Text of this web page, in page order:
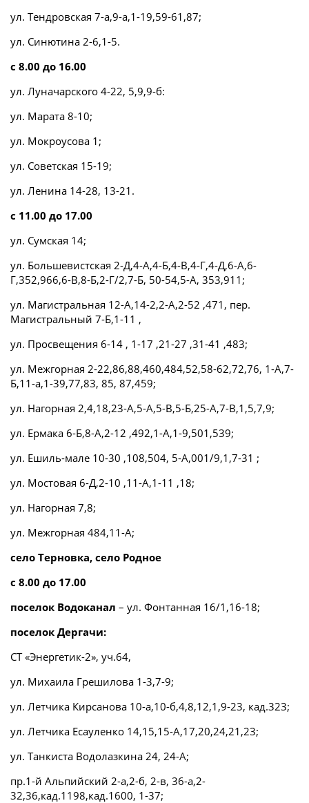
ул. Тендровская 7-а,9-а,1-19,59-61,87;
ул. Синютина 2-6,1-5.
с 8.00 до 16.00
ул. Луначарского 4-22, 5,9,9-б:
ул. Марата 8-10;
ул. Мокроусова 1;
ул. Советская 15-19;
ул. Ленина 14-28, 13-21.
с 11.00 до 17.00
ул. Сумская 14;
ул. Большевистская 2-Д,4-А,4-Б,4-В,4-Г,4-Д,6-А,6-
Г,352,966,6-В,8-Б,2-Г/2,7-Б, 50-54,5-А, 353,911;
ул. Магистральная 12-А,14-2,2-А,2-52 ,471, пер.
Магистральный 7-Б,1-11 ,
ул. Просвещения 6-14 , 1-17 ,21-27 ,31-41 ,483;
ул. Межгорная 2-22,86,88,460,484,52,58-62,72,76, 1-А,7-
Б,11-а,1-39,77,83, 85, 87,459;
ул. Нагорная 2,4,18,23-А,5-А,5-В,5-Б,25-А,7-В,1,5,7,9;
ул. Ермака 6-Б,8-А,2-12 ,492,1-А,1-9,501,539;
ул. Ешиль-мале 10-30 ,108,504, 5-А,001/9,1,7-31 ;
ул. Мостовая 6-Д,2-10 ,11-А,1-11 ,18;
ул. Нагорная 7,8;
ул. Межгорная 484,11-А;
село Терновка, село Родное
с 8.00 до 17.00
поселок Водоканал – ул. Фонтанная 16/1,16-18;
поселок Дергачи:
СТ «Энергетик-2», уч.64,
ул. Михаила Грешилова 1-3,7-9;
ул. Летчика Кирсанова 10-а,10-б,4,8,12,1,9-23, кад.323;
ул. Летчика Есауленко 14,15,15-А,17,20,24,21,23;
ул. Танкиста Водолазкина 24, 24-А;
пр.1-й Альпийский 2-а,2-б, 2-в, 36-а,2-
32,36,кад.1198,кад.1600, 1-37;